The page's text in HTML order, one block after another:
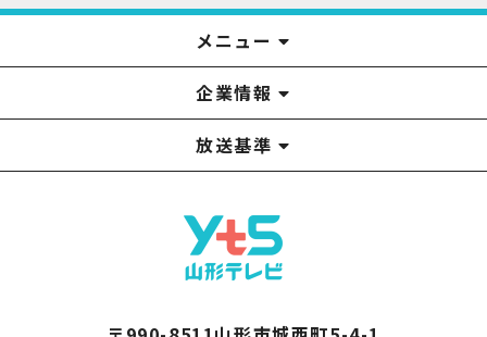
メニュー
YTSニュース
番組
アナウンサー
プレゼント
イベント
みるるん星人
YTS見学ツアー
番組表
お問い合わせ
企業情報
企業情報
役員構成
YTS山形テレビ SDGs 宣言
採用情報
山形テレビ人権方針
山形テレビ国民保護業務計画提出文
個人情報基本方針
情報セキュリティ基本方針
視聴データの取扱いについて
系列局一覧
中継局一覧
放送基準